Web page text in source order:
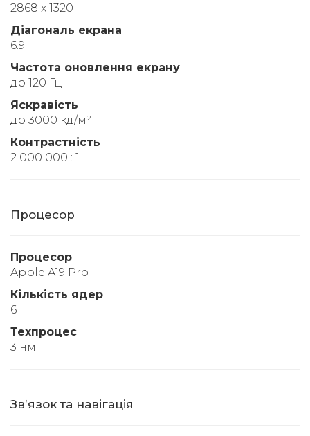
2868 x 1320
Діагональ екрана
6.9"
Частота оновлення екрану
до 120 Гц
Яскравість
до 3000 кд/м²
Контрастність
2 000 000 : 1
Процесор
Процесор
Apple A19 Pro
Кількість ядер
6
Техпроцес
3 нм
Звʼязок та навігація